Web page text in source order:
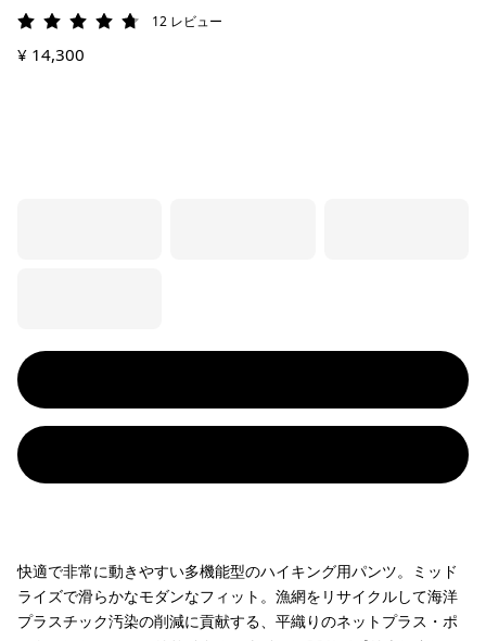
評価: 4.8 / 5
12 レビュー
¥ 14,300
快適で非常に動きやすい多機能型のハイキング用パンツ。ミッド
ライズで滑らかなモダンなフィット。漁網をリサイクルして海洋
プラスチック汚染の削減に貢献する、平織りのネットプラス・ポ